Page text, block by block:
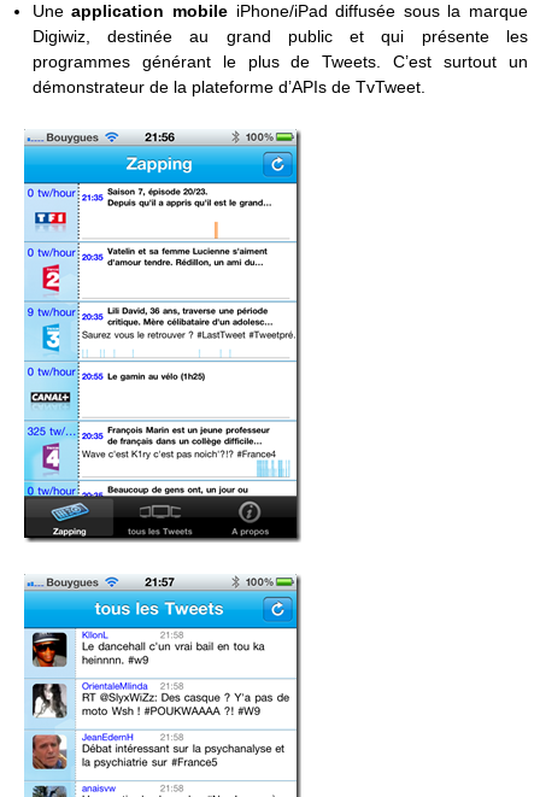
Uneapplication mobile iPhone/iPad diffusée sous la marque
Digiwiz, destinée au grand public et qui présente les
programmes générant le plus de Tweets. C’est surtout un
démonstrateur de la plateforme d’APIs de TvTweet.